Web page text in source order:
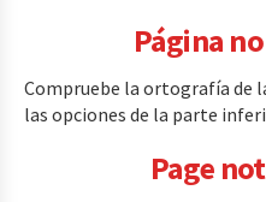
Página
Compruebe la ortografía de
las opciones de la parte
Page